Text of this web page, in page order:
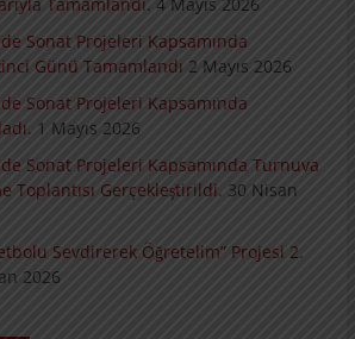
Sonat Projeleri Kapsamında
Günü Tamamlandı 2 Mayıs 2026
Sonat Projeleri Kapsamında
1 Mayıs 2026
Sonat Projeleri Kapsamında Turnuva
Toplantısı Gerçekleştirildi. 30 Nisan
Sevdirerek Öğretelim” Projesi 2.
2026